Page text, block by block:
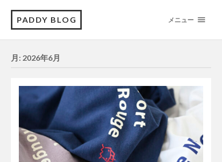
PADDY BLOG メニュー
月: 2026年6月